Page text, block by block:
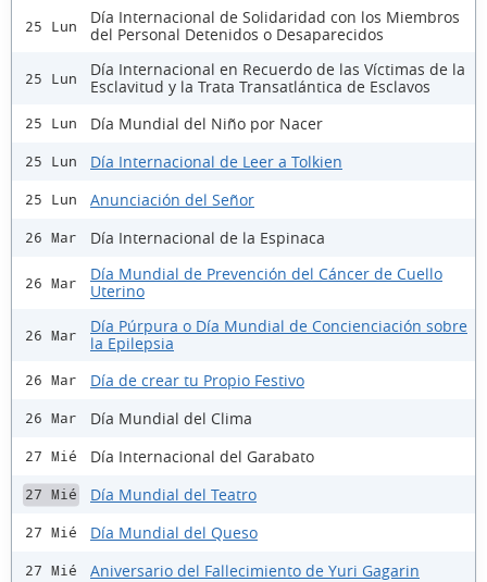
25 Lun
Día Internacional de Solidaridad con los Miembros
del Personal Detenidos o Desaparecidos
25 Lun
Día Internacional en Recuerdo de las Víctimas de la
Esclavitud y la Trata Transatlántica de Esclavos
25 Lun Día Mundial del Niño por Nacer
25 Lun Día Internacional de Leer a Tolkien
25 Lun Anunciación del Señor
26 Mar Día Internacional de la Espinaca
26 Mar
Día Mundial de Prevención del Cáncer de Cuello
Uterino
26 Mar
Día Púrpura o Día Mundial de Concienciación sobre
la Epilepsia
26 Mar Día de crear tu Propio Festivo
26 Mar Día Mundial del Clima
27 Mié Día Internacional del Garabato
27 Mié Día Mundial del Teatro
27 Mié Día Mundial del Queso
27 Mié Aniversario del Fallecimiento de Yuri Gagarin